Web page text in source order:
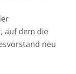
auf dem die
neu